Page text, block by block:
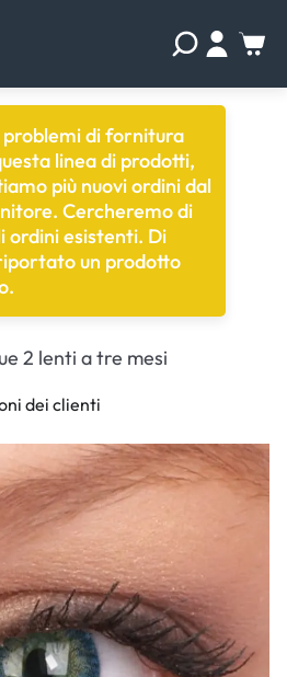
problemi di fornitura
linea di prodotti,
più nuovi ordini dal
Cercheremo di
ordini esistenti. Di
un prodotto
2 lenti a tre mesi
dei clienti